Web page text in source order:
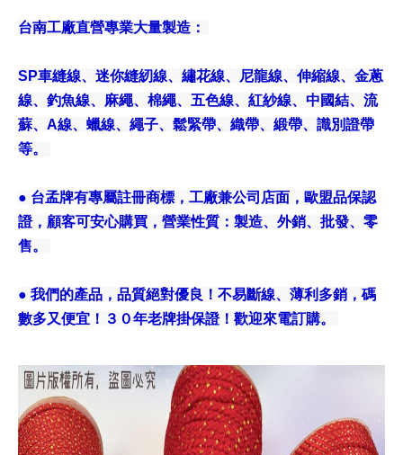
台南工廠直營專業大量製造：
SP車縫線、迷你縫紉線、繡花線、尼龍線、伸縮線、金蔥
線、釣魚線、麻繩、棉繩、五色線、紅紗線、中國結、流
蘇、A線、蠟線、繩子、鬆緊帶、織帶、緞帶、識別證帶
等。
● 台孟牌有專屬註冊商標，工廠兼公司店面，歐盟品保認
證，顧客可安心購買，營業性質：製造、外銷、批發、零
售。
● 我們的產品，品質絕對優良！不易斷線、薄利多銷，碼
數多又便宜！３０年老牌掛保證！歡迎來電訂購。